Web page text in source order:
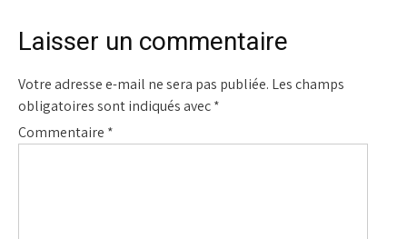
Laisser un commentaire
Votre adresse e-mail ne sera pas publiée. Les champs
obligatoires sont indiqués avec*
Commentaire *